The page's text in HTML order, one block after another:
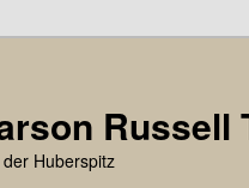
Russell
Huberspitz